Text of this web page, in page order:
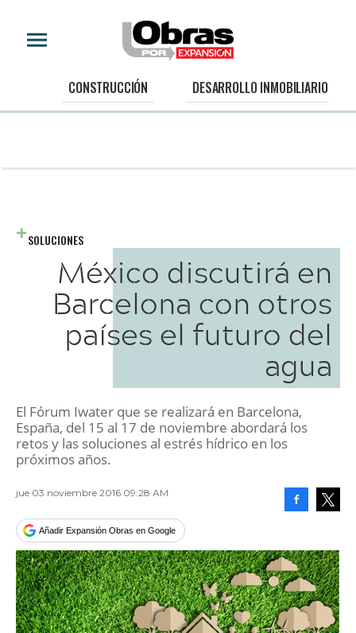
CONSTRUCCIÓN DESARROLLO INMOBILIARIO
SOLUCIONES
México discutirá en
Barcelona con otros
países el futuro del
agua
El Fórum Iwater que se realizará en Barcelona,
España, del 15 al 17 de noviembre abordará los
retos y las soluciones al estrés hídrico en los
próximos años.
jue 03 noviembre 2016 09:28 AM
Añadir Expansión Obras en Google